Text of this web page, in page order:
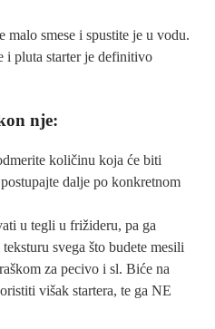
malo smese i spustite je u vodu.
i pluta starter je definitivo
nje:
količinu koja će biti
dalje po konkretnom
u tegli u frižideru, pa ga
svega što budete mesili
za pecivo i sl. Biće na
višak startera, te ga NE